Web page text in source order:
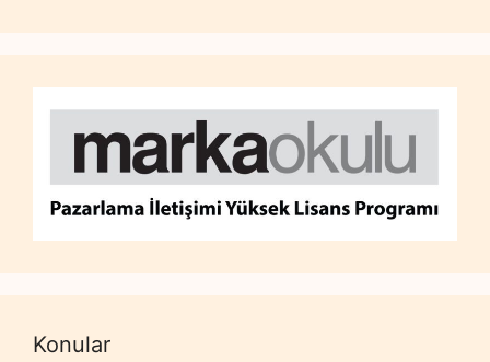
Konular